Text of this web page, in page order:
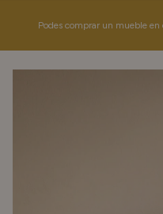
Podes comprar un mueble en